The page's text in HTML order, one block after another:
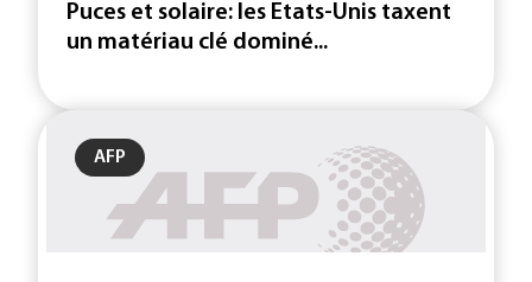
Puces et solaire: les Etats-Unis taxent
un matériau clé dominé...
AFP